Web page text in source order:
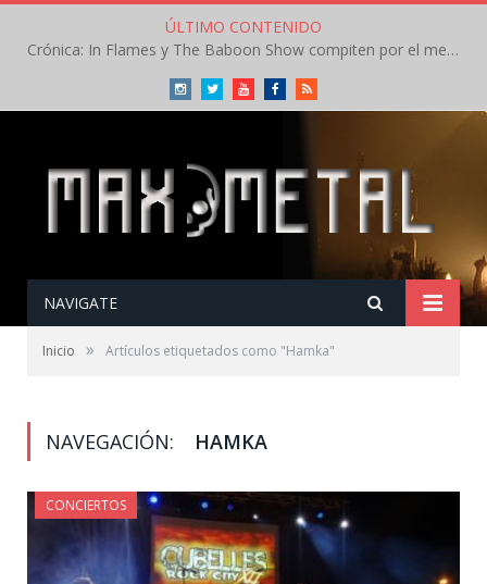
ÚLTIMO CONTENIDO
Crónica: In Flames y The Baboon Show compiten por el mejor concierto del día en el Leyendas del Rock – Viernes – Agosto 2026
InstagramTwitterYoutubeFacebookRSS
NAVIGATE
Inicio » Artículos etiquetados como "Hamka"
NAVEGACIÓN: HAMKA
CONCIERTOS